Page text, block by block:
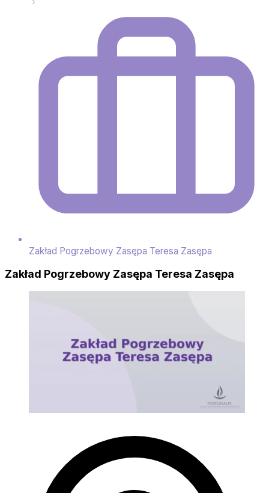
Zakład Pogrzebowy Zasępa Teresa Zasępa
Zakład Pogrzebowy Zasępa Teresa Zasępa